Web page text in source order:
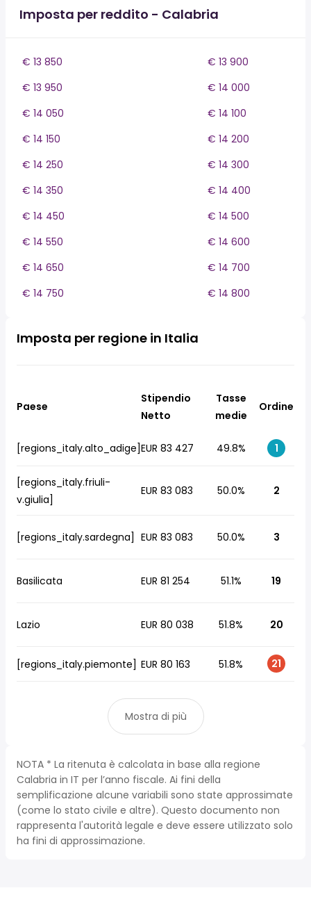
Imposta per reddito - Calabria
€ 13 850
€ 13 900
€ 13 950
€ 14 000
€ 14 050
€ 14 100
€ 14 150
€ 14 200
€ 14 250
€ 14 300
€ 14 350
€ 14 400
€ 14 450
€ 14 500
€ 14 550
€ 14 600
€ 14 650
€ 14 700
€ 14 750
€ 14 800
Imposta per regione in Italia
Paese
Stipendio
Netto
Tasse
medie
Ordine
[regions_italy.alto_adige]EUR 83 427 49.8% 1
[regions_italy.friuli-
v.giulia]
EUR 83 083 50.0% 2
[regions_italy.sardegna] EUR 83 083 50.0% 3
Basilicata EUR 81 254 51.1% 19
Lazio EUR 80 038 51.8% 20
[regions_italy.piemonte] EUR 80 163 51.8% 21
Mostra di più
NOTA * La ritenuta è calcolata in base alla regione
Calabria in IT per l’anno fiscale. Ai fini della
semplificazione alcune variabili sono state approssimate
(come lo stato civile e altre). Questo documento non
rappresenta l'autorità legale e deve essere utilizzato solo
ha fini di approssimazione.